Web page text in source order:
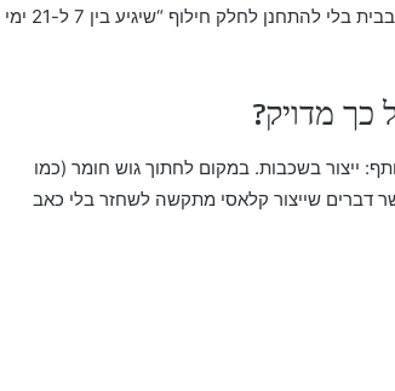
לעיצוב תעשייתי, לרפואה, לחינוך, ולסתם אנשים שאוהבים לפתור בעיות בבית בלי להתחנן לחלק חילוף “שיגיע בין 7 ל-21 ימי
מדויק?
ייצור בשכבות. במקום לחתוך גוש חומר (כמו
דברים שייצור קלאסי מתקשה לשחזר בלי כאב